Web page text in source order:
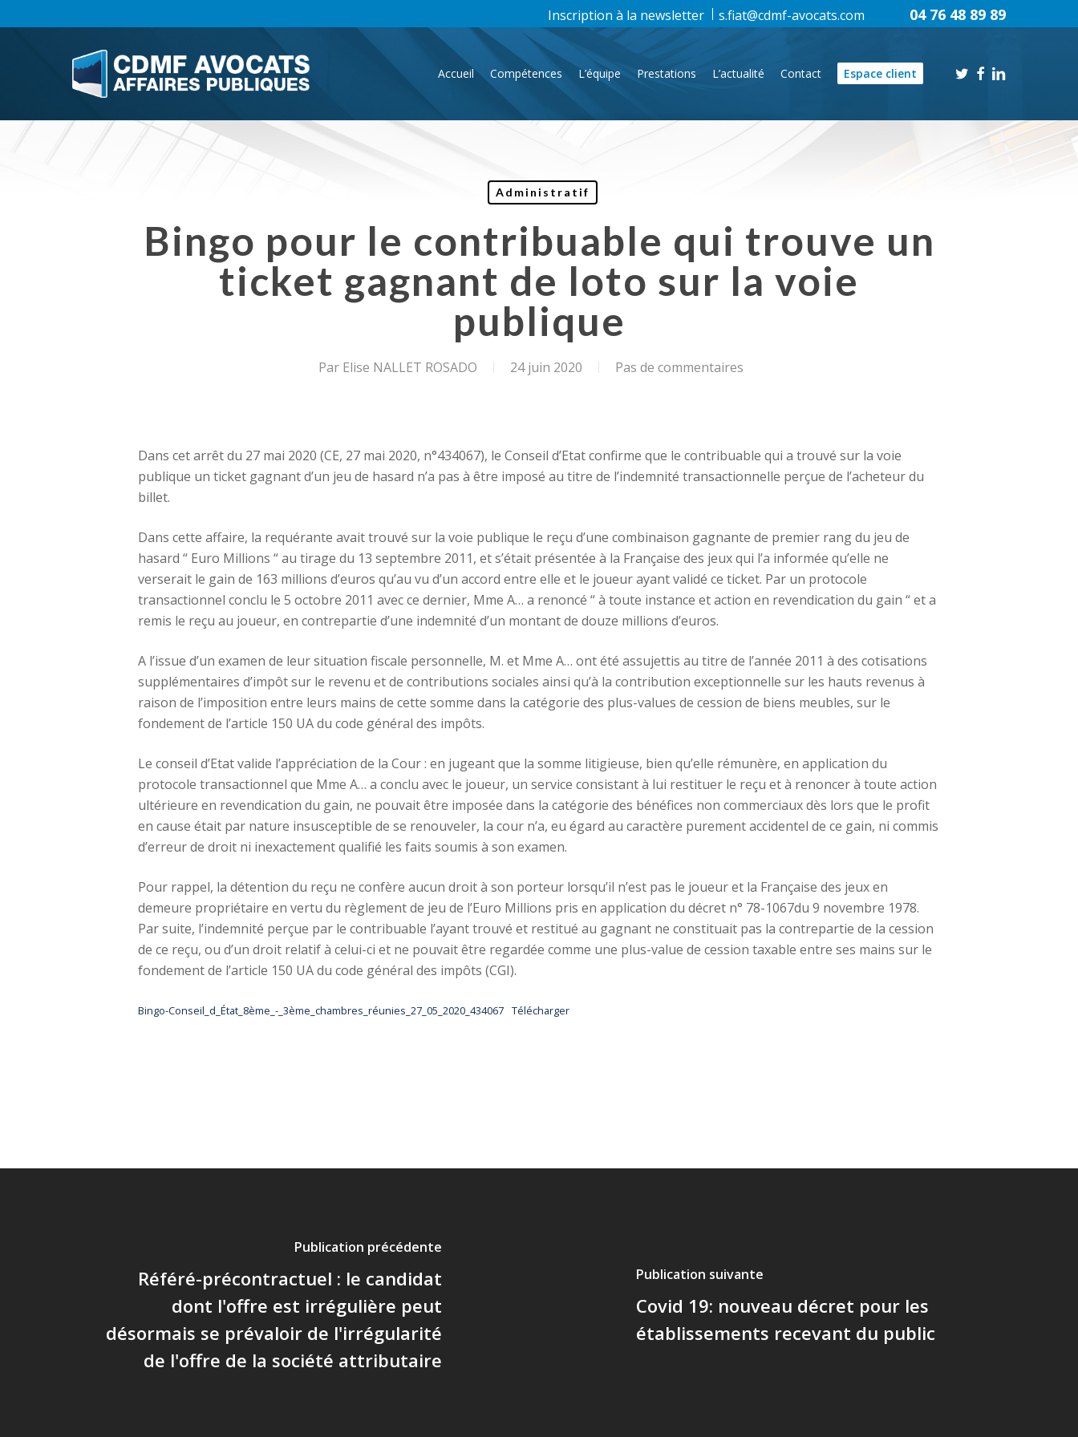
to
Accueil Compétences L’équipe Prestations L’actualité Contact Espace client twitterfacebook
linkedin
Inscription à la newsletter s.fiat@cdmf-avocats.com 04 76 48 89 89
Administratif
Bingo pour le contribuable qui trouve un
ticket gagnant de loto sur la voie
publique
Par Elise NALLET ROSADO 24 juin 2020 Pas de commentaires
Dans cet arrêt du 27 mai 2020 (CE, 27 mai 2020, n°434067), le Conseil d’Etat confirme que le contribuable qui a trouvé sur la voie
publique un ticket gagnant d’un jeu de hasard n’a pas à être imposé au titre de l’indemnité transactionnelle perçue de l’acheteur du
billet.
Dans cette affaire, la requérante avait trouvé sur la voie publique le reçu d’une combinaison gagnante de premier rang du jeu de
hasard “ Euro Millions “ au tirage du 13 septembre 2011, et s’était présentée à la Française des jeux qui l’a informée qu’elle ne
verserait le gain de 163 millions d’euros qu’au vu d’un accord entre elle et le joueur ayant validé ce ticket. Par un protocole
transactionnel conclu le 5 octobre 2011 avec ce dernier, Mme A… a renoncé “ à toute instance et action en revendication du gain “ et a
remis le reçu au joueur, en contrepartie d’une indemnité d’un montant de douze millions d’euros.
A l’issue d’un examen de leur situation fiscale personnelle, M. et Mme A… ont été assujettis au titre de l’année 2011 à des cotisations
supplémentaires d’impôt sur le revenu et de contributions sociales ainsi qu’à la contribution exceptionnelle sur les hauts revenus à
raison de l’imposition entre leurs mains de cette somme dans la catégorie des plus-values de cession de biens meubles, sur le
fondement de l’article 150 UA du code général des impôts.
Le conseil d’Etat valide l’appréciation de la Cour : en jugeant que la somme litigieuse, bien qu’elle rémunère, en application du
protocole transactionnel que Mme A… a conclu avec le joueur, un service consistant à lui restituer le reçu et à renoncer à toute action
ultérieure en revendication du gain, ne pouvait être imposée dans la catégorie des bénéfices non commerciaux dès lors que le profit
en cause était par nature insusceptible de se renouveler, la cour n’a, eu égard au caractère purement accidentel de ce gain, ni commis
d’erreur de droit ni inexactement qualifié les faits soumis à son examen.
Pour rappel, la détention du reçu ne confère aucun droit à son porteur lorsqu’il n’est pas le joueur et la Française des jeux en
demeure propriétaire en vertu du règlement de jeu de l’Euro Millions pris en application du décret n° 78-1067du 9 novembre 1978.
Par suite, l’indemnité perçue par le contribuable l’ayant trouvé et restitué au gagnant ne constituait pas la contrepartie de la cession
de ce reçu, ou d’un droit relatif à celui-ci et ne pouvait être regardée comme une plus-value de cession taxable entre ses mains sur le
fondement de l’article 150 UA du code général des impôts (CGI).
Bingo-Conseil_d_État_8ème_-_3ème_chambres_réunies_27_05_2020_434067 Télécharger
Publication précédente
Référé-précontractuel : le candidat
dont l'offre est irrégulière peut
désormais se prévaloir de l'irrégularité
de l'offre de la société attributaire
Publication suivante
Covid 19: nouveau décret pour les
établissements recevant du public